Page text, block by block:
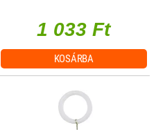
1 033 Ft
KOSÁRBA